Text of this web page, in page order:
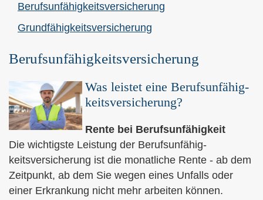
Berufs­unfähig­keitsversicherung
Grundfähigkeitsversicherung
Berufs­unfähig­keitsversicherung
Was leistet eine Berufs­unfähig­
keitsversicherung?
Rente bei Berufs­unfähig­keit
Die wichtigste Leistung der Berufs­unfähig­
keitsversicherung ist die monatliche Rente - ab dem
Zeitpunkt, ab dem Sie wegen eines Unfalls oder
einer Erkrankung nicht mehr arbeiten können.